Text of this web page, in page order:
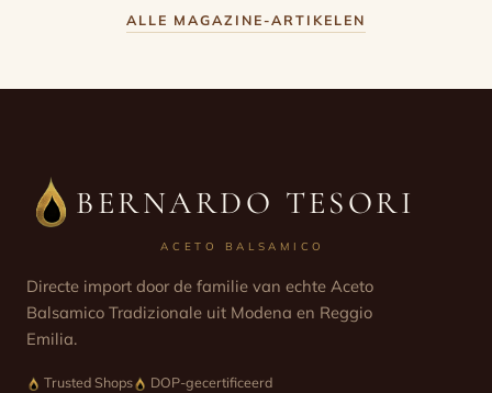
ALLE MAGAZINE-ARTIKELEN
BERNARDO TESORI
ACETO BALSAMICO
Directe import door de familie van echte Aceto
Balsamico Tradizionale uit Modena en Reggio
Emilia.
Trusted Shops DOP-gecertificeerd